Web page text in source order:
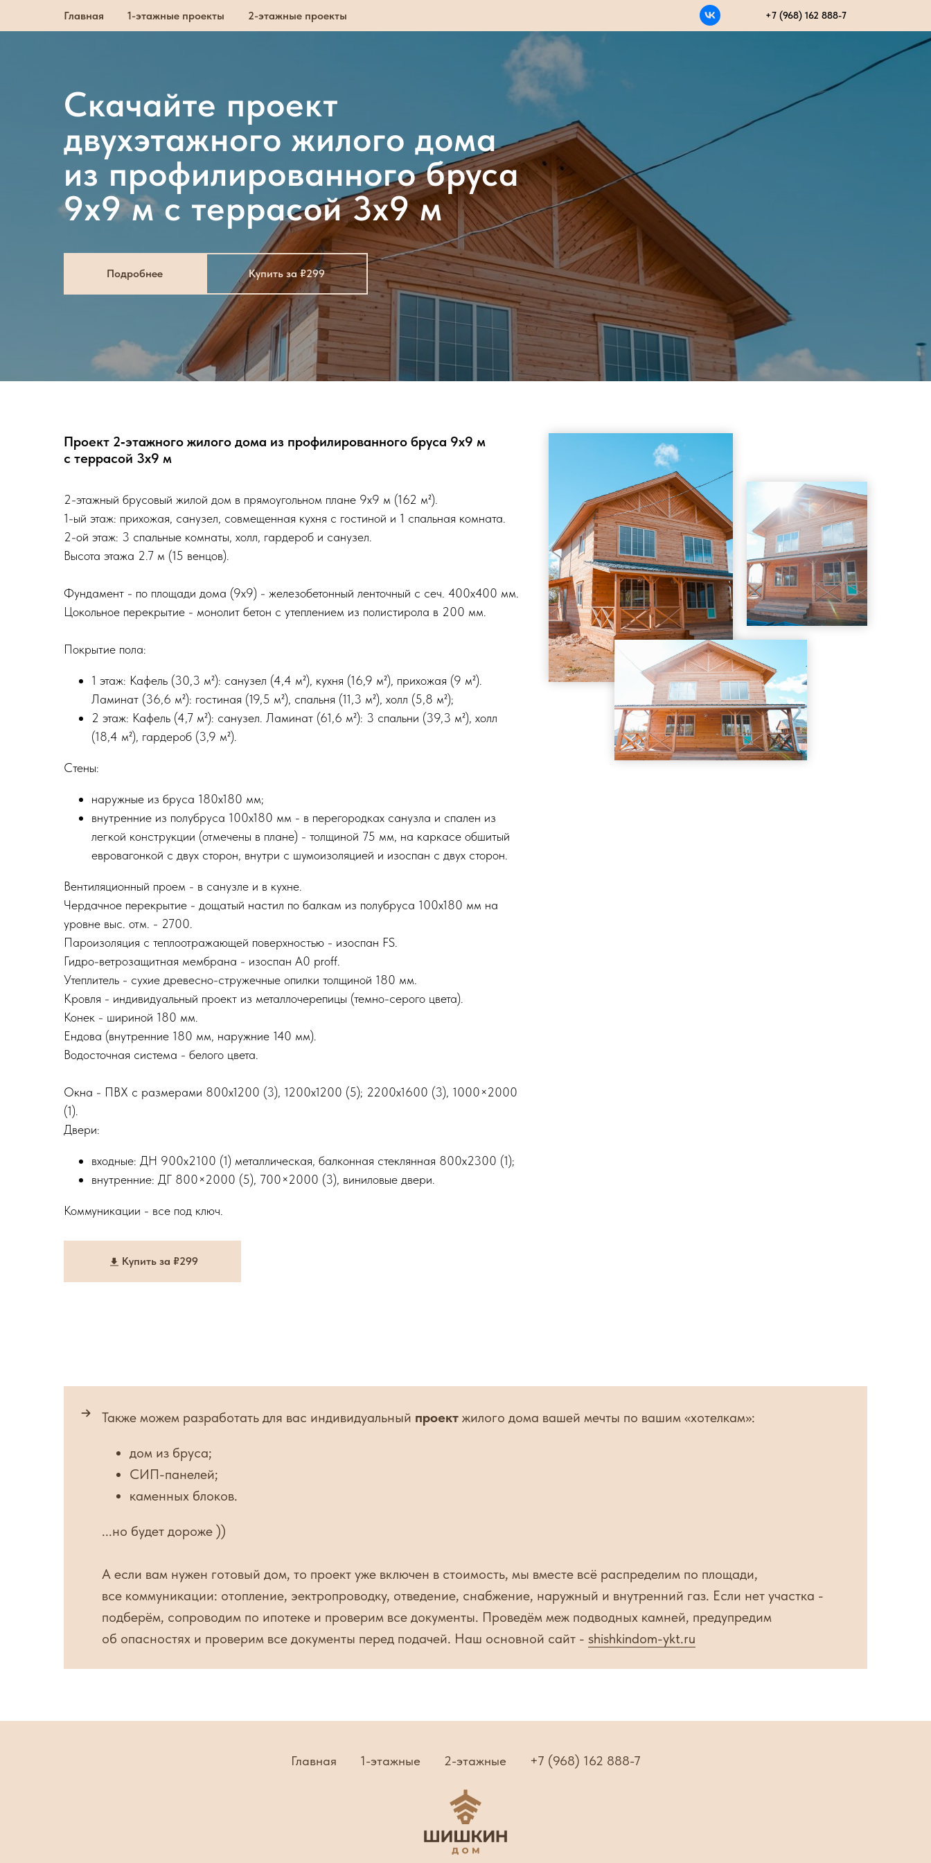
Главная 1-этажные проекты 2-этажные проекты +7 (968) 162 888-7
Скачайте проект
двухэтажного жилого дома
из профилированного бруса
9x9 м с террасой 3x9 м
Подробнее Купить за ₽299
Проект 2‑этажного жилого дома из профилированного бруса 9x9 м
с террасой 3x9 м
2-этажный брусовый жилой дом в прямоугольном плане 9х9 м (162 м²).
1-ый этаж: прихожая, санузел, совмещенная кухня с гостиной и 1 спальная комната.
2-ой этаж: 3 спальные комнаты, холл, гардероб и санузел.
Высота этажа 2.7 м (15 венцов).
Фундамент - по площади дома (9х9) - железобетонный ленточный с сеч. 400х400 мм.
Цокольное перекрытие - монолит бетон с утеплением из полистирола в 200 мм.
Покрытие пола:
1 этаж: Кафель (30,3 м²): санузел (4,4 м²), кухня (16,9 м²), прихожая (9 м²).
Ламинат (36,6 м²): гостиная (19,5 м²), спальня (11,3 м²), холл (5,8 м²);
2 этаж: Кафель (4,7 м²): санузел. Ламинат (61,6 м²): 3 спальни (39,3 м²), холл
(18,4 м²), гардероб (3,9 м²).
Стены:
наружные из бруса 180х180 мм;
внутренние из полубруса 100х180 мм - в перегородках санузла и спален из
легкой конструкции (отмечены в плане) - толщиной 75 мм, на каркасе обшитый
евровагонкой с двух сторон, внутри с шумоизоляцией и изоспан с двух сторон.
Вентиляционный проем - в санузле и в кухне.
Чердачное перекрытие - дощатый настил по балкам из полубруса 100х180 мм на
уровне выс. отм. - 2700.
Пароизоляция с теплоотражающей поверхностью - изоспан FS.
Гидро-ветрозащитная мембрана - изоспан А0 рrоff.
Утеплитель - сухие древесно-стружечные опилки толщиной 180 мм.
Кровля - индивидуальный проект из металлочерепицы (темно-серого цвета).
Конек - шириной 180 мм.
Ендова (внутренние 180 мм, наружние 140 мм).
Водосточная система - белого цвета.
Окна - ПВХ с размерами 800х1200 (3), 1200x1200 (5); 2200x1600 (3), 1000×2000
(1).
Двери:
входные: ДН 900х2100 (1) металлическая, балконная стеклянная 800х2300 (1);
внутренние: ДГ 800×2000 (5), 700×2000 (3), виниловые двери.
Коммуникации - все под ключ.
Купить за ₽299
Также можем разработать для вас индивидуальный проект жилого дома вашей мечты по вашим «хотелкам»:
дом из бруса;
СИП-панелей;
каменных блоков.
...но будет дороже ))
А если вам нужен готовый дом, то проект уже включен в стоимость, мы вместе всё распределим по площади,
все коммуникации: отопление, эектропроводку, отведение, снабжение, наружный и внутренний газ. Если нет участка -
подберём, сопроводим по ипотеке и проверим все документы. Проведём меж подводных камней, предупредим
об опасностях и проверим все документы перед подачей. Наш основной сайт - shishkindom-ykt.ru
Главная 1-этажные 2-этажные +7 (968) 162 888-7